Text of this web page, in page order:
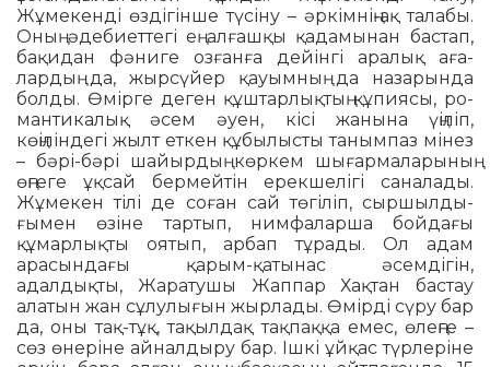
Жұмекенді өздігінше түсіну – әр­кімнің-ақ талабы.
Оның әдебиеттегі ең алғашқы қада­мынан бастап,
бақидан фәниге озғанға дейінгі аралық аға­
лардың да, жырсүйер қауымның да назарында
болды. Өмірге деген құштарлықтың құпиясы, ро­
ман­ти­калық әсем әуен, кісі жанына үңіліп,
көңіліндегі жылт еткен құбылыс­ты танымпаз мінез
– бәрі-бәрі шайырдың көркем шығармаларының
өңгеге ұқсай бермейтін ерекшелігі саналады.
Жұме­кен тілі де соған сай төгіліп, сыршылды­
ғымен өзіне тартып, нимфаларша бой­дағы
құмарлықты оятып, арбап тұрады. Ол адам
арасындағы қарым-қатынас әсемдігін,
адалдықты, Жарату­шы Жаппар Хақтан бастау
алатын жан сұлулығын жырлады. Өмірді сүру бар
да, оны тақ-тұқ, тақылдақ тақпаққа емес, өлеңге –
сөз өнеріне айналдыру бар. Ішкі ұйқас түрлеріне